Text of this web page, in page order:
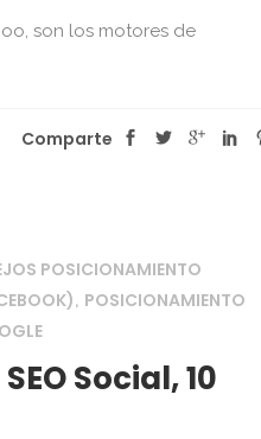
son los motores de
Comparte
POSICIONAMIENTO
, POSICIONAMIENTO
Social, 10